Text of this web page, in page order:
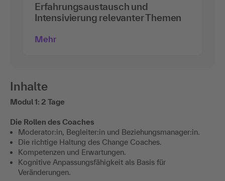
Erfahrungsaustausch und
Intensivierung relevanter Themen
Mehr
Inhalte
Modul 1: 2 Tage
Die Rollen des Coaches
Moderator:in, Begleiter:in und Beziehungsmanager:in.
Die richtige Haltung des Change Coaches.
Kompetenzen und Erwartungen.
Kognitive Anpassungsfähigkeit als Basis für
Veränderungen.